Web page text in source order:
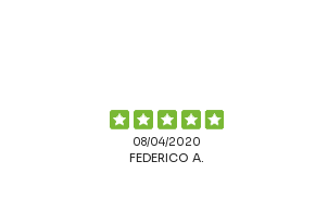
08/04/2020
FEDERICO A.